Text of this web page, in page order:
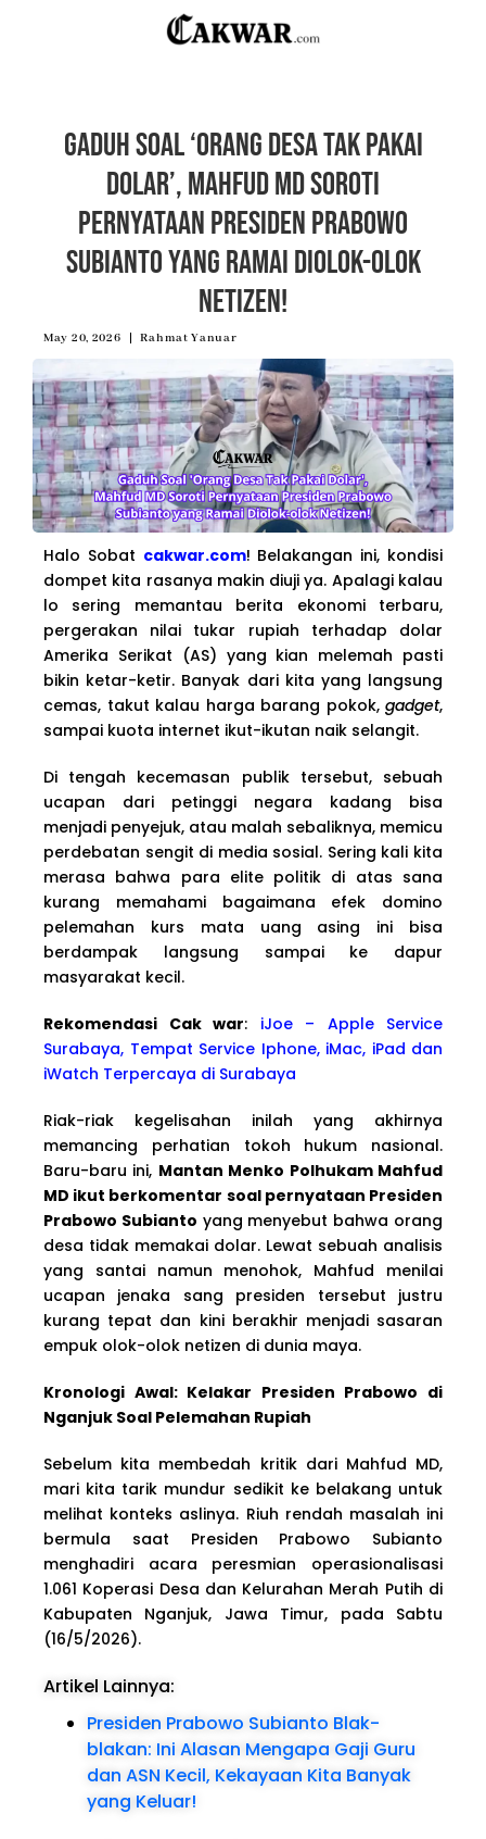
Gaduh Soal ‘Orang Desa Tak Pakai
Dolar’, Mahfud MD Soroti
Pernyataan Presiden Prabowo
Subianto yang Ramai Diolok-olok
Netizen!
May 20, 2026 Rahmat Yanuar
Halo Sobat cakwar.com! Belakangan ini, kondisi
dompet kita rasanya makin diuji ya. Apalagi kalau
lo sering memantau berita ekonomi terbaru,
pergerakan nilai tukar rupiah terhadap dolar
Amerika Serikat (AS) yang kian melemah pasti
bikin ketar-ketir. Banyak dari kita yang langsung
cemas, takut kalau harga barang pokok, gadget,
sampai kuota internet ikut-ikutan naik selangit.
Di tengah kecemasan publik tersebut, sebuah
ucapan dari petinggi negara kadang bisa
menjadi penyejuk, atau malah sebaliknya, memicu
perdebatan sengit di media sosial. Sering kali kita
merasa bahwa para elite politik di atas sana
kurang memahami bagaimana efek domino
pelemahan kurs mata uang asing ini bisa
berdampak langsung sampai ke dapur
masyarakat kecil.
Rekomendasi Cak war: iJoe – Apple Service
Surabaya, Tempat Service Iphone, iMac, iPad dan
iWatch Terpercaya di Surabaya
Riak-riak kegelisahan inilah yang akhirnya
memancing perhatian tokoh hukum nasional.
Baru-baru ini, Mantan Menko Polhukam Mahfud
MD ikut berkomentar soal pernyataan Presiden
Prabowo Subianto yang menyebut bahwa orang
desa tidak memakai dolar. Lewat sebuah analisis
yang santai namun menohok, Mahfud menilai
ucapan jenaka sang presiden tersebut justru
kurang tepat dan kini berakhir menjadi sasaran
empuk olok-olok netizen di dunia maya.
Kronologi Awal: Kelakar Presiden Prabowo di
Nganjuk Soal Pelemahan Rupiah
Sebelum kita membedah kritik dari Mahfud MD,
mari kita tarik mundur sedikit ke belakang untuk
melihat konteks aslinya. Riuh rendah masalah ini
bermula saat Presiden Prabowo Subianto
menghadiri acara peresmian operasionalisasi
1.061 Koperasi Desa dan Kelurahan Merah Putih di
Kabupaten Nganjuk, Jawa Timur, pada Sabtu
(16/5/2026).
Artikel Lainnya:
Presiden Prabowo Subianto Blak-
blakan: Ini Alasan Mengapa Gaji Guru
dan ASN Kecil, Kekayaan Kita Banyak
yang Keluar!